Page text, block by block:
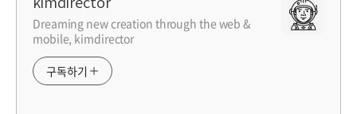
Dreaming new creation through the web &
mobile, kimdirector
구독하기